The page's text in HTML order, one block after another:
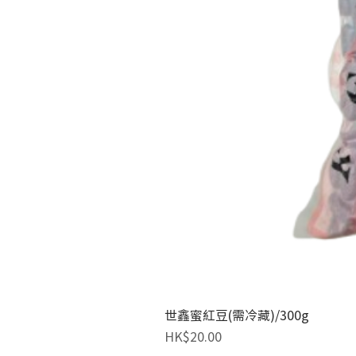
世鑫蜜紅豆(需冷藏)/300g
價格
HK$20.00